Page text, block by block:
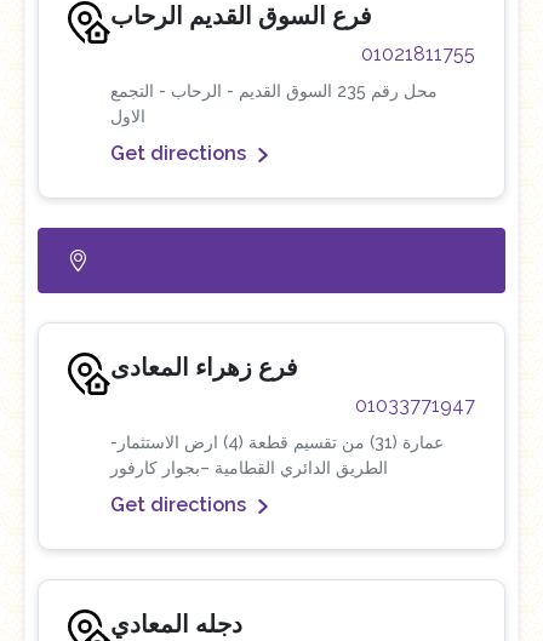
فرع السوق القديم الرحاب
01021811755
محل رقم 235 السوق القديم - الرحاب - التجمع
الاول
Get directions
فرع زهراء المعادى
01033771947
عمارة (31) من تقسيم قطعة (4) ارض الاستثمار-
الطريق الدائري القطامية –بجوار كارفور
Get directions
دجله المعادي